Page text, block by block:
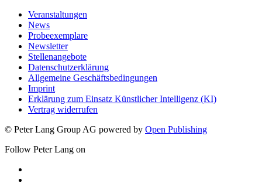
Veranstaltungen
News
Probeexemplare
Newsletter
Stellenangebote
Datenschutzerklärung
Allgemeine Geschäftsbedingungen
Imprint
Erklärung zum Einsatz Künstlicher Intelligenz (KI)
Vertrag widerrufen
© Peter Lang Group AG powered by Open Publishing
Follow Peter Lang on